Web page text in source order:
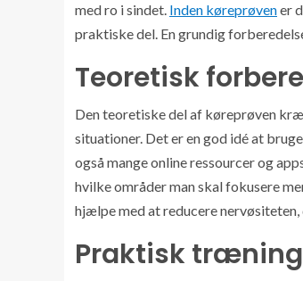
med ro i sindet. Inden køreprøvener
praktiske del. En grundig
Teoretisk
Den teoretiske del af køreprøven
situationer. Det er en god idé at
også mange online ressourcer og
hvilke områder man skal fokusere
hjælpe med at reducere
Praktisk træning